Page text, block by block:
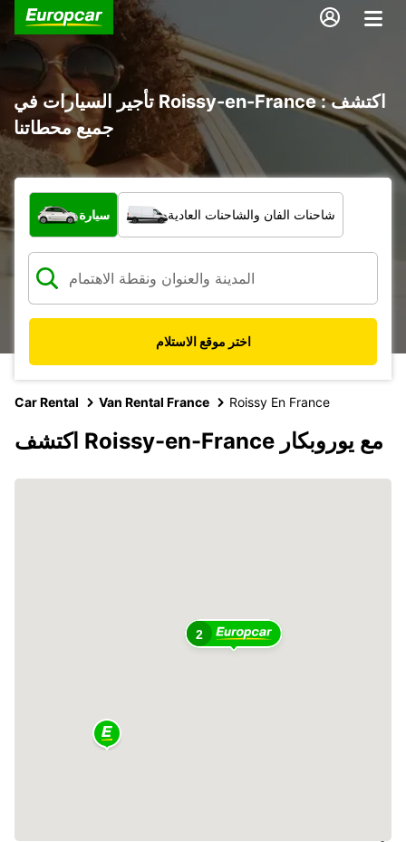
تأجير السيارات في Roissy-en-France : اكتشف
جميع محطاتنا
ما نوع المركبة؟
سيارة شاحنات الفان والشاحنات العادية
اختر موقع الاستلام
Car Rental Van Rental France Roissy En France
اكتشف Roissy-en-France مع يوروبكار
2